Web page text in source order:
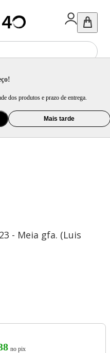
dos produtos e prazo de entrega.
Mais tarde
- Meia gfa. (Luis
no pix